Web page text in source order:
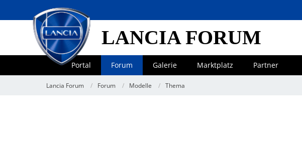
LANCIA FORUM
Portal Forum Galerie Marktplatz Partner
Lancia Forum Forum Modelle Thema